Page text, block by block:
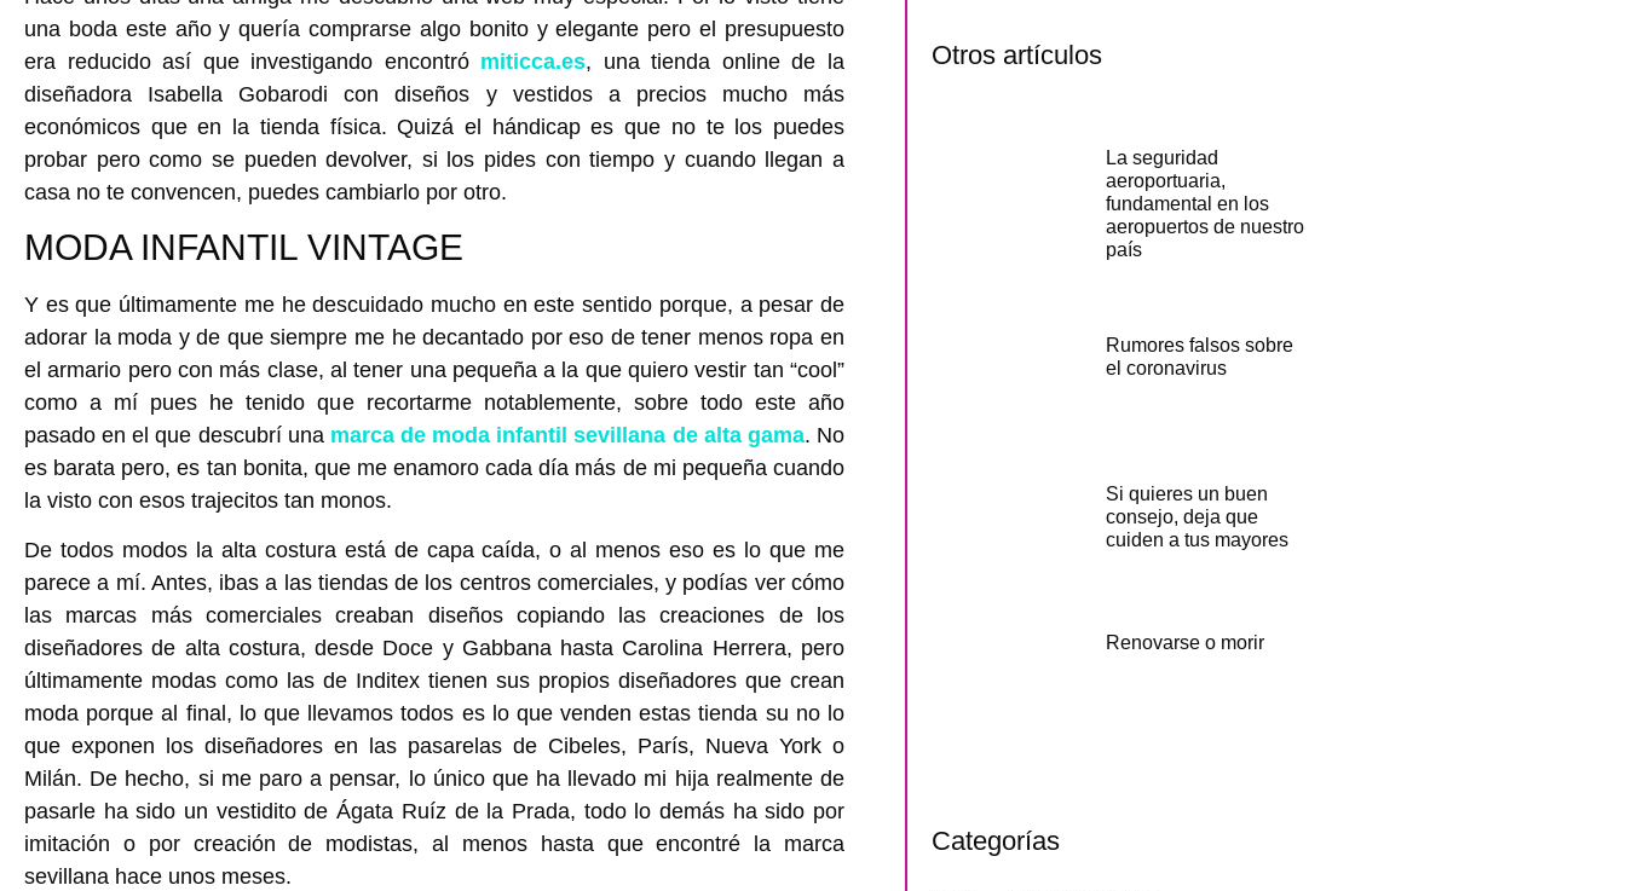
una boda este año y quería comprarse algo bonito y elegante pero el presupuesto
era reducido así que investigando encontró miticca.es, una tienda online de la
diseñadora Isabella Gobarodi con diseños y vestidos a precios mucho más
económicos que en la tienda física. Quizá el hándicap es que no te los puedes
probar pero como se pueden devolver, si los pides con tiempo y cuando llegan a
casa no te convencen, puedes cambiarlo por otro.
MODA INFANTIL VINTAGE
Y es que últimamente me he descuidado mucho en este sentido porque, a pesar de
adorar la moda y de que siempre me he decantado por eso de tener menos ropa en
el armario pero con más clase, al tener una pequeña a la que quiero vestir tan “cool”
como a mí pues he tenido que recortarme notablemente, sobre todo este año
pasado en el que descubrí una marca de moda infantil sevillana de alta gama. No
es barata pero, es tan bonita, que me enamoro cada día más de mi pequeña cuando
la visto con esos trajecitos tan monos.
De todos modos la alta costura está de capa caída, o al menos eso es lo que me
parece a mí. Antes, ibas a las tiendas de los centros comerciales, y podías ver cómo
las marcas más comerciales creaban diseños copiando las creaciones de los
diseñadores de alta costura, desde Doce y Gabbana hasta Carolina Herrera, pero
últimamente modas como las de Inditex tienen sus propios diseñadores que crean
moda porque al final, lo que llevamos todos es lo que venden estas tienda su no lo
que exponen los diseñadores en las pasarelas de Cibeles, París, Nueva York o
Milán. De hecho, si me paro a pensar, lo único que ha llevado mi hija realmente de
pasarle ha sido un vestidito de Ágata Ruíz de la Prada, todo lo demás ha sido por
imitación o por creación de modistas, al menos hasta que encontré la marca
sevillana hace unos meses.
Otros artículos
La seguridad
aeroportuaria,
fundamental en los
aeropuertos de nuestro
país
Rumores falsos sobre
el coronavirus
Si quieres un buen
consejo, deja que
cuiden a tus mayores
Renovarse o morir
Categorías